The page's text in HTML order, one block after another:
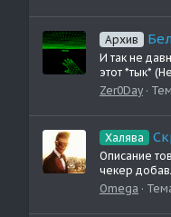
Архив
И так не
этот *тык*
Zer0Day
Халява
Описание
чекер
Omega